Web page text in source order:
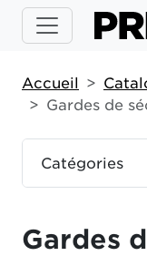
Catégories
Accueil
Gardes de
Gardes